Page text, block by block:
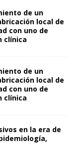
de un
local de
con uno de
clínica
de un
local de
con uno de
clínica
en la era de